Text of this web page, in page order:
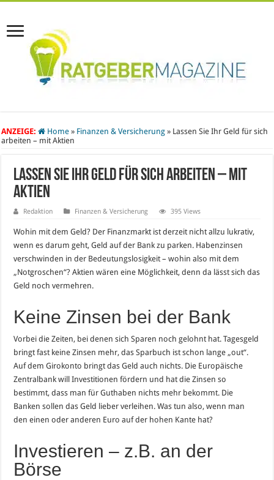
ANZEIGE: Home » Finanzen & Versicherung » Lassen Sie Ihr Geld für sich
arbeiten – mit Aktien
Lassen Sie Ihr Geld für sich arbeiten – mit
Aktien
Redaktion Finanzen & Versicherung 395 Views
Wohin mit dem Geld? Der Finanzmarkt ist derzeit nicht allzu lukrativ,
wenn es darum geht, Geld auf der Bank zu parken. Habenzinsen
verschwinden in der Bedeutungslosigkeit – wohin also mit dem
„Notgroschen“? Aktien wären eine Möglichkeit, denn da lässt sich das
Geld noch vermehren.
Keine Zinsen bei der Bank
Vorbei die Zeiten, bei denen sich Sparen noch gelohnt hat. Tagesgeld
bringt fast keine Zinsen mehr, das Sparbuch ist schon lange „out“.
Auf dem Girokonto bringt das Geld auch nichts. Die Europäische
Zentralbank will Investitionen fördern und hat die Zinsen so
bestimmt, dass man für Guthaben nichts mehr bekommt. Die
Banken sollen das Geld lieber verleihen. Was tun also, wenn man
den einen oder anderen Euro auf der hohen Kante hat?
Investieren – z.B. an der
Börse